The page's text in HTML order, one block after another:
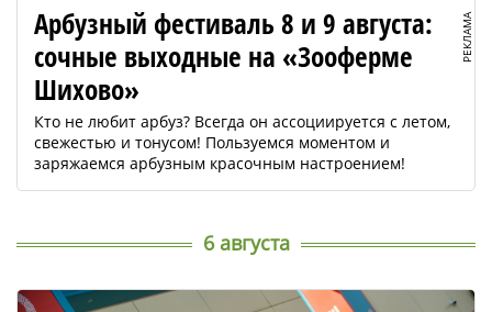
РЕКЛАМА
Арбузный фестиваль 8 и 9 августа:
сочные выходные на «Зооферме
Шихово»
Кто не любит арбуз? Всегда он ассоциируется с летом,
свежестью и тонусом! Пользуемся моментом и
заряжаемся арбузным красочным настроением!
6 августа